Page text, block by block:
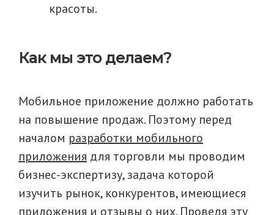
красоты.
Как мы это делаем?
Мобильное приложение должно работать
на повышение продаж. Поэтому перед
началом разработки мобильного
приложения для торговли мы проводим
бизнес-экспертизу, задача которой
изучить рынок, конкурентов, имеющиеся
приложения и отзывы о них. Проведя эту